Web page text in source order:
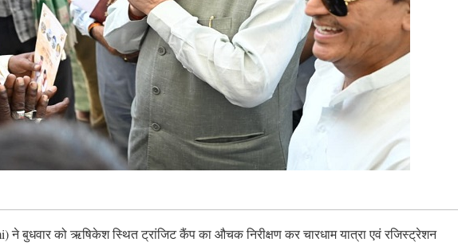
ने बुधवार को ऋषिकेश स्थित ट्रांजिट कैंप का औचक निरीक्षण कर चारधाम यात्रा एवं रजिस्ट्रेशन